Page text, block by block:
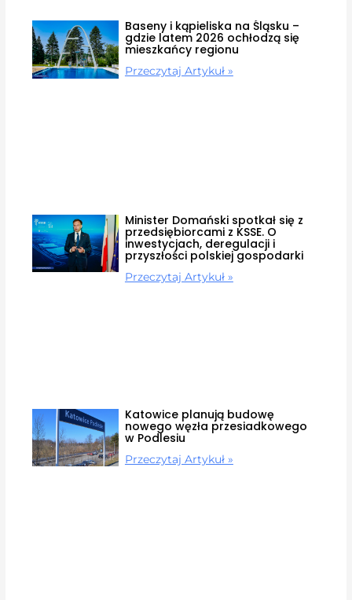
Baseny i kąpieliska na Śląsku –
gdzie latem 2026 ochłodzą się
mieszkańcy regionu
Przeczytaj Artykuł »
Minister Domański spotkał się z
przedsiębiorcami z KSSE. O
inwestycjach, deregulacji i
przyszłości polskiej gospodarki
Przeczytaj Artykuł »
Katowice planują budowę
nowego węzła przesiadkowego
w Podlesiu
Przeczytaj Artykuł »